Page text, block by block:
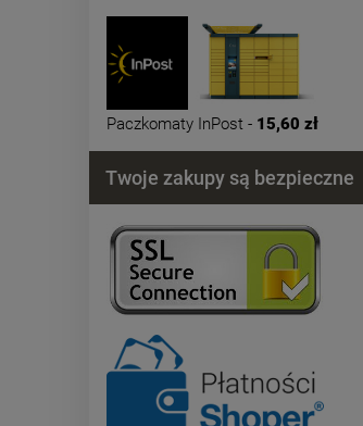
Paczkomaty InPost - 15,60 zł
Twoje zakupy są bezpieczne